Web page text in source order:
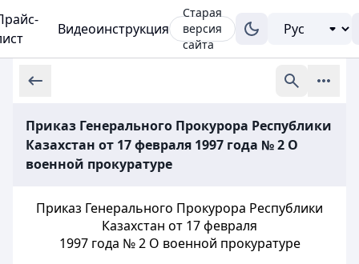
Видеоинструкция
Старая
версия
сайта
Приказ Генерального Прокурора Республики
Казахстан от 17 февраля 1997 года № 2 О
военной прокуратуре
Приказ Генерального Прокурора Республики
Казахстан от 17 февраля
1997 года № 2 О военной прокуратуре